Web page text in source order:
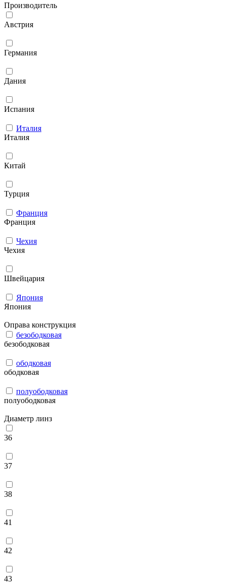
Производитель
Австрия
Германия
Дания
Испания
Италия
Италия
Китай
Турция
Франция
Франция
Чехия
Чехия
Швейцария
Япония
Япония
Оправа конструкция
безободковая
безободковая
ободковая
ободковая
полуободковая
полуободковая
Диаметр линз
36
37
38
41
42
43